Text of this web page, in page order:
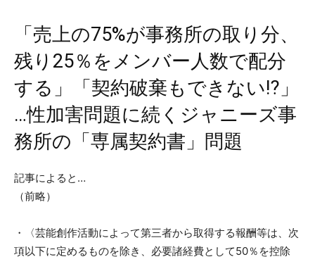
「売上の75%が事務所の取り分、
残り25％をメンバー人数で配分
する」「契約破棄もできない⁉」
…性加害問題に続くジャニーズ事
務所の「専属契約書」問題
記事によると…
（前略）
・〈芸能創作活動によって第三者から取得する報酬等は、次
項以下に定めるものを除き、必要諸経費として50％を控除